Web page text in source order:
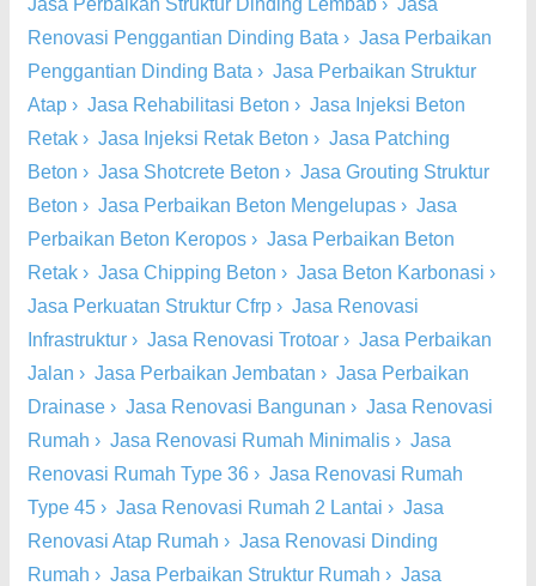
Jasa Perbaikan Struktur Dinding Lembab › Jasa
Renovasi Penggantian Dinding Bata › Jasa Perbaikan
Penggantian Dinding Bata › Jasa Perbaikan Struktur
Atap › Jasa Rehabilitasi Beton › Jasa Injeksi Beton
Retak › Jasa Injeksi Retak Beton › Jasa Patching
Beton › Jasa Shotcrete Beton › Jasa Grouting Struktur
Beton › Jasa Perbaikan Beton Mengelupas › Jasa
Perbaikan Beton Keropos › Jasa Perbaikan Beton
Retak › Jasa Chipping Beton › Jasa Beton Karbonasi ›
Jasa Perkuatan Struktur Cfrp › Jasa Renovasi
Infrastruktur › Jasa Renovasi Trotoar › Jasa Perbaikan
Jalan › Jasa Perbaikan Jembatan › Jasa Perbaikan
Drainase › Jasa Renovasi Bangunan › Jasa Renovasi
Rumah › Jasa Renovasi Rumah Minimalis › Jasa
Renovasi Rumah Type 36 › Jasa Renovasi Rumah
Type 45 › Jasa Renovasi Rumah 2 Lantai › Jasa
Renovasi Atap Rumah › Jasa Renovasi Dinding
Rumah › Jasa Perbaikan Struktur Rumah › Jasa